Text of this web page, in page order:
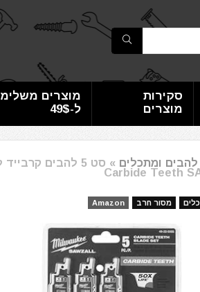
סקירות
מוצרים
מוצרים
ל-49$
להבים ומתכלים »
Carbide Teeth
מסור חרב Amazon